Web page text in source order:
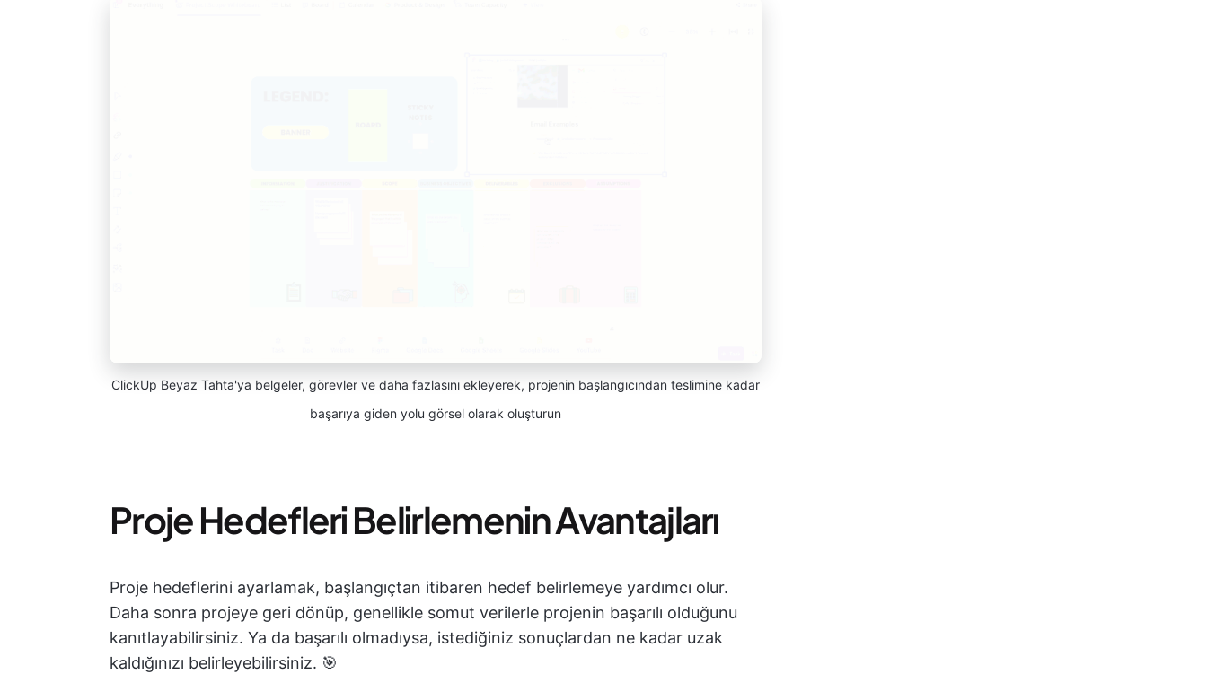
ClickUp Beyaz Tahta'ya belgeler, görevler ve daha fazlasını ekleyerek, projenin başlangıcından teslimine kadar
başarıya giden yolu görsel olarak oluşturun
Proje Hedefleri Belirlemenin Avantajları
Proje hedeflerini ayarlamak, başlangıçtan itibaren hedef belirlemeye yardımcı olur.
Daha sonra projeye geri dönüp, genellikle somut verilerle projenin başarılı olduğunu
kanıtlayabilirsiniz. Ya da başarılı olmadıysa, istediğiniz sonuçlardan ne kadar uzak
kaldığınızı belirleyebilirsiniz. 🎯